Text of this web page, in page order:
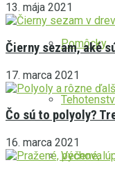
Pomôcky
Výchova
13. mája 2021
Čierny sezam, aké
17. marca 2021
Čo sú to polyoly?
16. marca 2021